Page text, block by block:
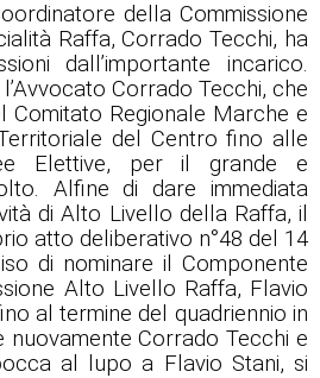
della Commissione
Raffa, Corrado Tecchi, ha
dall’importante incarico.
Corrado Tecchi, che
Comitato Regionale Marche e
del Centro fino alle
Elettive, per il grande e
Alfine di dare immediata
di Alto Livello della Raffa, il
atto deliberativo n°48 del 14
di nominare il Componente
Alto Livello Raffa, Flavio
al termine del quadriennio in
nuovamente Corrado Tecchi e
al lupo a Flavio Stani, si